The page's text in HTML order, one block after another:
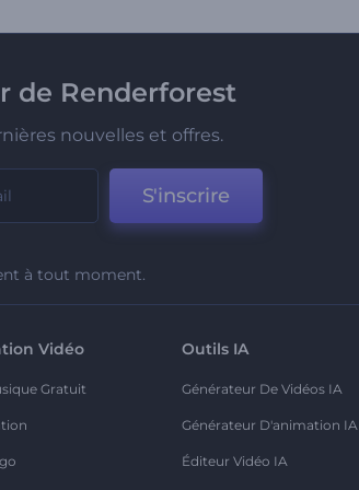
de Renderforest
nouvelles et offres.
S'inscrire
à tout moment.
Vidéo
Gratuit
Outils IA
Générateur De Vidéos IA
Générateur D'animation IA
Éditeur Vidéo IA